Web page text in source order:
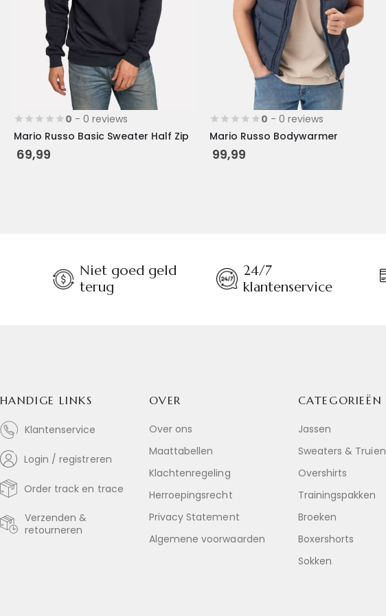
worden
productpagina
0 - 0 reviews
Mario Russo Basic Sweater Half Zip
69,99
worden
productpagina
0 - 0 reviews
Mario Russo Bodywarmer
99,99
Niet goed geld
terug
24/7
klantenservice
HANDIGE LINKS
Klantenservice
Login / registreren
Order track en trace
Verzenden &
retourneren
OVER
Over ons
Maattabellen
Klachtenregeling
Herroepingsrecht
Privacy Statement
Algemene voorwaarden
CATEGORIEËN
Jassen
Sweaters & Truien
Overshirts
Trainingspakken
Broeken
Boxershorts
Sokken